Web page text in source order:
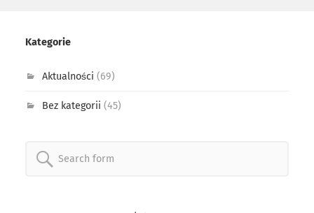
Kategorie
Aktualności (69)
Bez kategorii (45)
Search